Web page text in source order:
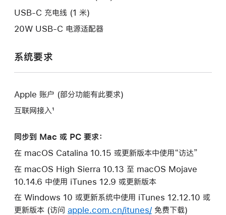
USB-C 充电线 (1 米)
20W USB-C 电源适配器
系统要求
Apple 账户 (部分功能有此要求)
互联网接入¹
同步到 Mac 或 PC 要求：
在 macOS Catalina 10.15 或更新版本中使用“访达”
在 macOS High Sierra 10.13 至 macOS Mojave
10.14.6 中使用 iTunes 12.9 或更新版本
在 Windows 10 或更新系统中使用 iTunes 12.12.10 或
更新版本 (访问 apple.com.cn/itunes/ 免费下载)